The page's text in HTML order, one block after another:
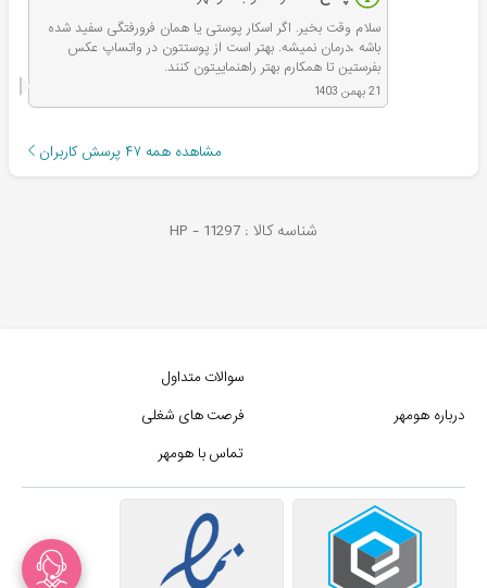
سلام وقت بخير. اگر اسکار پوستی یا همان فرورفتگی سفید شده
باشه ،درمان نمیشه. بهتر است از پوستتون در واتساپ عکس
بفرستین تا همکارم بهتر راهنماییتون کنند.
21 بهمن 1403
مشاهده همه ۴۷ پرسش کاربران
شناسه کالا : HP - 11297
درباره هومهر
سوالات متداول
فرصت های شغلی
تماس با هومهر